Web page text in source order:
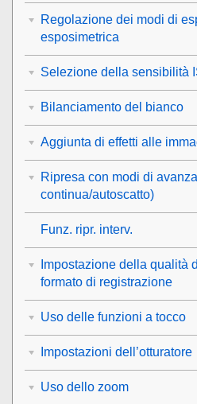
Regolazione dei modi di
esposimetrica
Selezione della sensibilità
Bilanciamento del bianco
Aggiunta di effetti alle
Ripresa con modi di
continua/autoscatto)
Funz. ripr. interv.
Impostazione della qualità
formato di registrazione
Uso delle funzioni a tocco
Impostazioni dell’otturatore
Uso dello zoom